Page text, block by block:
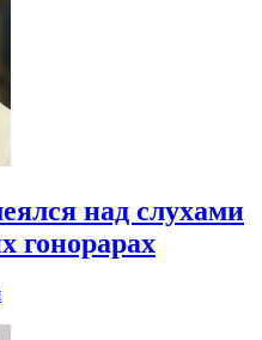
над слухами
гонорарах